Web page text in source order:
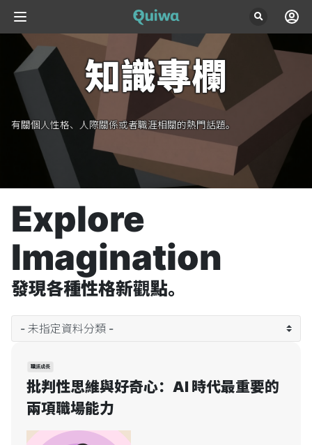
知識專欄
有關個人性格、人際關係或者職涯相關的熱門話題。
Explore
Imagination
發現各種性格新觀點。
職涯成長
批判性思維與好奇心：AI 時代最重要的
兩項職場能力